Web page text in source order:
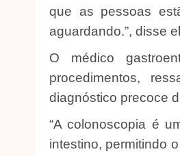
que as pessoas
aguardando.”, disse
O médico
procedimentos,
diagnóstico precoce
“A colonoscopia é
intestino, permitindo